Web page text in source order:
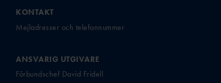
KONTAKT
Mejladresser och telefonnummer
ANSVARIG UTGIVARE
Förbundschef David Fridell